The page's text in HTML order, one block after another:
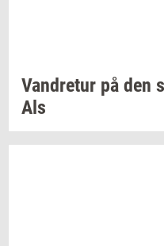
Van­dre­tur på den
Als